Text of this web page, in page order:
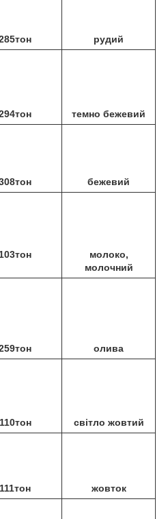
рудий
темно бежевий
бежевий
молоко,
молочний
олива
110тон світло жовтий
111тон жовток